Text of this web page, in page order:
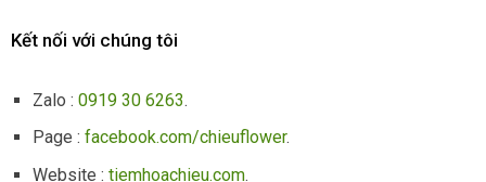
Kết nối với chúng tôi
Zalo :0919 30 6263.
Page :facebook.com/chieuflower.
Website :tiemhoachieu.com.